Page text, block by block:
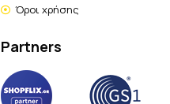
Όροι χρήσης
Partners